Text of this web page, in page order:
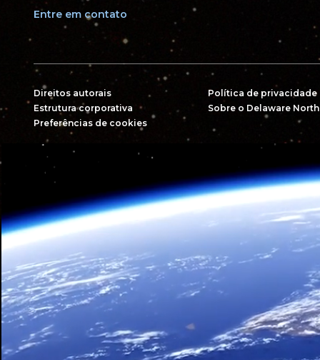
Entre em contato
Direitos autorais
Política de privacidade
Estrutura corporativa
Sobre o Delaware North
Preferências de cookies